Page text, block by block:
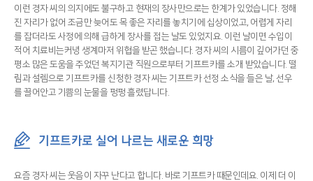
이런 경자 씨의 의지에도 불구하고 현재의 장사만으로는 한계가 있었습니다. 정해
진 자리가 없어 조금만 늦어도 목 좋은 자리를 놓치기에 십상이었고, 어렵게 자리
를 잡더라도 사정에 의해 급하게 장사를 접는 날도 있었지요. 이런 날이면 수입이
적어 치료비는커녕 생계마저 위협을 받곤 했습니다. 경자 씨의 시름이 깊어가던 중
평소 많은 도움을 주었던 복지기관 직원으로부터 기프트카를 소개 받았습니다. 떨
림과 설렘으로 기프트카를 신청한 경자 씨는 기프트카 선정 소식을 들은 날, 선우
를 끌어안고 기쁨의 눈물을 펑펑 흘렸답니다.
기프트카로 실어 나르는 새로운 희망
요즘 경자 씨는 웃음이 자꾸 난다고 합니다. 바로 기프트카 때문인데요. 이제 더 이